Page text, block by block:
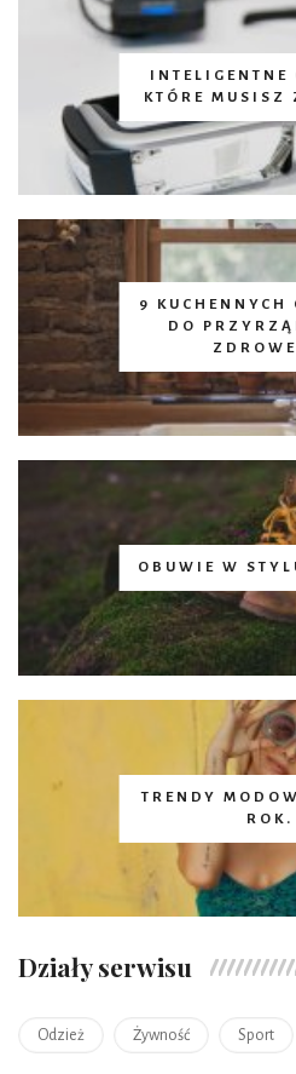
INTELIGENTNE
KTÓRE MUSISZ
9 KUCHENNYCH
DO
OBUWIE W
TRENDY
ROK.
Działy serwisu
Odzież Żywność Sport